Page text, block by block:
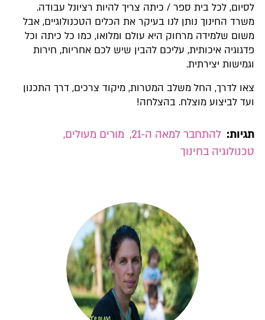
לסיום, לכל בית ספר / כיתה צריך להיות רציונל עבודה.
משרד החינוך נותן לנו בעיקר את הכלים הטכנולוגיים, אבל
משום שלמידה מרחוק היא עולם ומלואו, כמו כל כיתה וכל
פדגוגיה איכותית, עליכם להבין שיש לכם אחריות, חירות
וגמישות יצירתית.
צאו לדרך, החל משלב המטרות, מיקוד צרכים, דרך התכנון
ועד לביצוע מוצלח. בהצלחה!
תגיות: להתחבר למאה ה-21 , מורים מעולים,
טכנולוגיה בחינוך